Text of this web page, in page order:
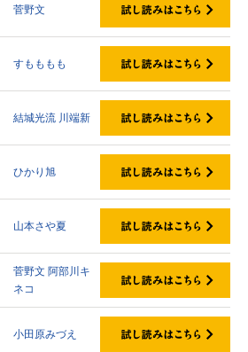
菅野文
すもももも
結城光流 川端新
ひかり旭
山本さや夏
菅野文 阿部川キ
ネコ
小田原みづえ